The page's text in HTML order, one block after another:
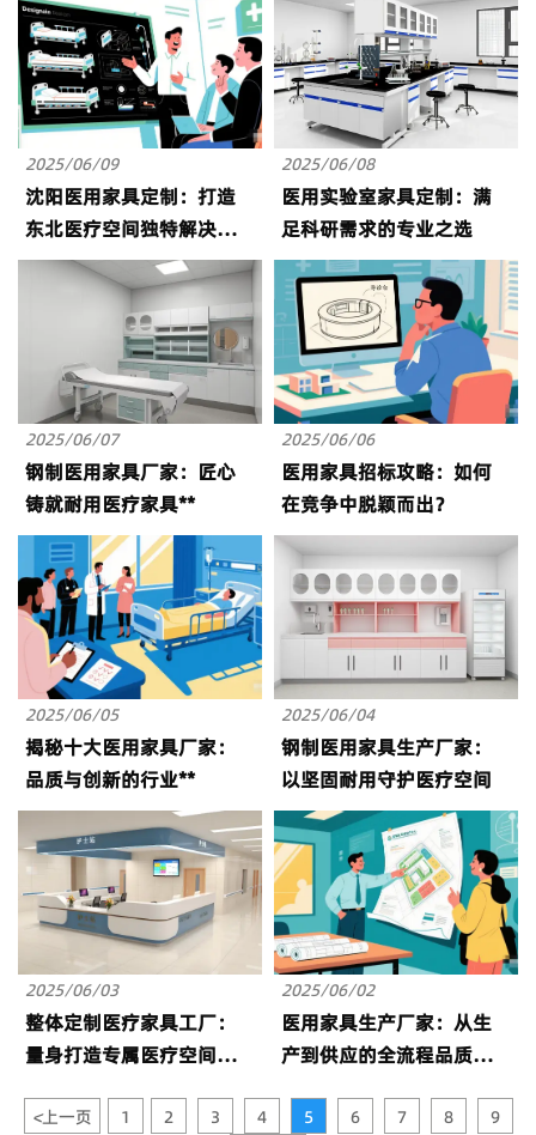
2025/06/09
沈阳医用家具定制：打造
东北医疗空间独特解决方
案
2025/06/08
医用实验室家具定制：满
足科研需求的专业之选
2025/06/07
钢制医用家具厂家：匠心
铸就耐用医疗家具**
2025/06/06
医用家具招标攻略：如何
在竞争中脱颖而出？
2025/06/05
揭秘十大医用家具厂家：
品质与创新的行业**
2025/06/04
钢制医用家具生产厂家：
以坚固耐用守护医疗空间
2025/06/03
整体定制医疗家具工厂：
量身打造专属医疗空间解
2025/06/02
医用家具生产厂家：从生
产到供应的全流程品质保
<上一页 1 2 3 4 5 6 7 8 9